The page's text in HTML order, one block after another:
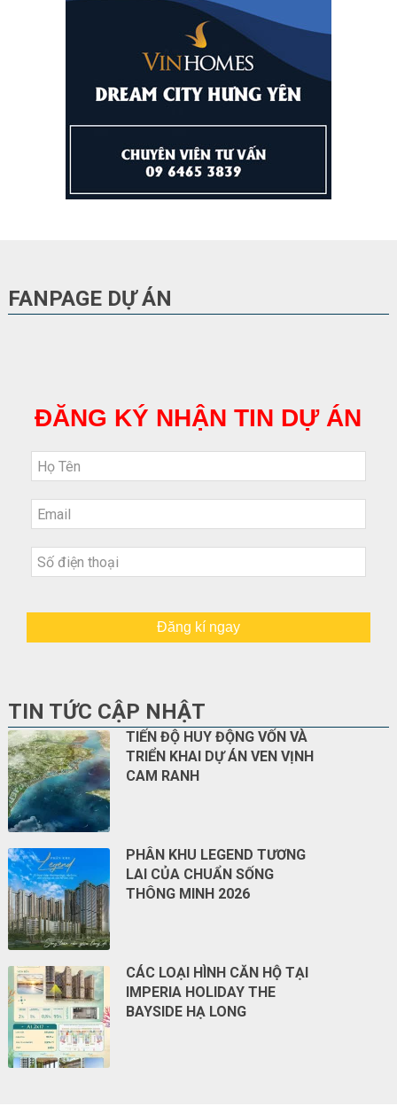
FANPAGE DỰ ÁN
ĐĂNG KÝ NHẬN TIN DỰ ÁN
Đăng kí ngay
TIN TỨC CẬP NHẬT
TIẾN ĐỘ HUY ĐỘNG VỐN VÀ
TRIỂN KHAI DỰ ÁN VEN VỊNH
CAM RANH
PHÂN KHU LEGEND TƯƠNG
LAI CỦA CHUẨN SỐNG
THÔNG MINH 2026
CÁC LOẠI HÌNH CĂN HỘ TẠI
IMPERIA HOLIDAY THE
BAYSIDE HẠ LONG